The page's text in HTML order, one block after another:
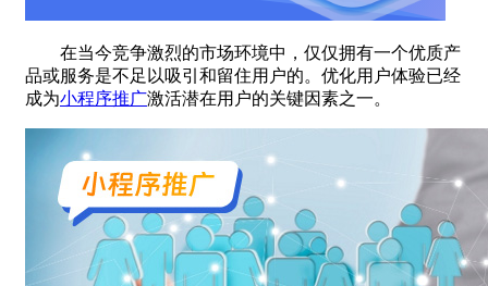
在当今竞争激烈的市场环境中，仅仅拥有一个优质产
品或服务是不足以吸引和留住用户的。优化用户体验已经
成为小程序推广激活潜在用户的关键因素之一。